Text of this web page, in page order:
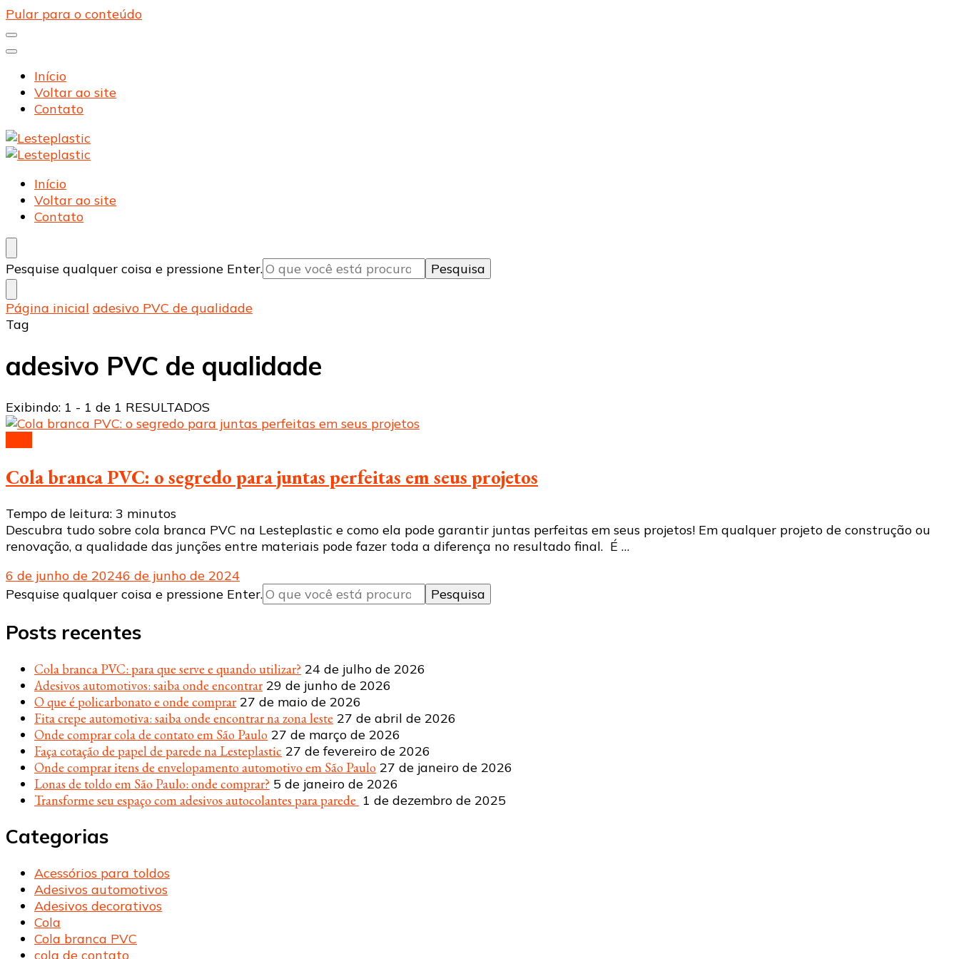
Pular para o conteúdo
Início
Voltar ao site
Contato
Lesteplastic
Blog – Lesteplastic
Lesteplastic
Blog – Lesteplastic
Início
Voltar ao site
Contato
Procurando
algo?
Pesquise qualquer coisa e pressione Enter.
Página inicial adesivo PVC de qualidade
Tag
adesivo PVC de qualidade
Exibindo: 1 - 1 de 1 RESULTADOS
Cola branca PVC: o segredo para juntas perfeitas em seus projetos
Tempo de leitura: 3 minutos
Descubra tudo sobre cola branca PVC na Lesteplastic e como ela pode garantir juntas perfeitas em seus projetos! Em qualquer projeto de construção ou
renovação, a qualidade das junções entre materiais pode fazer toda a diferença no resultado final. É …
6 de junho de 20246 de junho de 2024
Procurando
Pesquise qualquer coisa e pressione Enter.
Posts recentes
Cola branca PVC: para que serve e quando utilizar? 24 de julho de 2026
Adesivos automotivos: saiba onde encontrar 29 de junho de 2026
O que é policarbonato e onde comprar 27 de maio de 2026
Fita crepe automotiva: saiba onde encontrar na zona leste 27 de abril de 2026
Onde comprar cola de contato em São Paulo 27 de março de 2026
Faça cotação de papel de parede na Lesteplastic 27 de fevereiro de 2026
Onde comprar itens de envelopamento automotivo em São Paulo 27 de janeiro de 2026
Lonas de toldo em São Paulo: onde comprar? 5 de janeiro de 2026
Transforme seu espaço com adesivos autocolantes para parede 1 de dezembro de 2025
Categorias
Acessórios para toldos
Adesivos automotivos
Adesivos decorativos
Cola
Cola branca PVC
cola de contato